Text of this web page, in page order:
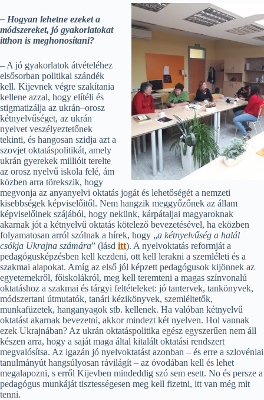
– Hogyan lehetne ezeket a
módszereket, jó gyakorlatokat
itthon is meghonosítani?
– A jó gyakorlatok átvételéhez
elsősorban politikai szándék
kell. Kijevnek végre szakítania
kellene azzal, hogy elítéli és
stigmatizálja az ukrán–orosz
kétnyelvűséget, az ukrán
nyelvet veszélyeztetőnek
tekinti, és hangosan szidja azt a
szovjet oktatáspolitikát, amely
ukrán gyerekek millióit terelte
az orosz nyelvű iskola felé, ám
közben arra törekszik, hogy
megvonja az anyanyelvi oktatás jogát és lehetőségét a nemzeti
kisebbségek képviselőitől. Nem hangzik meggyőzőnek az állam
képviselőinek szájából, hogy nekünk, kárpátaljai magyaroknak
akarnak jót a kétnyelvű oktatás kötelező bevezetésével, ha eközben
folyamatosan arról szólnak a hírek, hogy „a kétnyelvűség a halál
csókja Ukrajna számára” (lásd itt). A nyelvoktatás reformját a
pedagógusképzésben kell kezdeni, ott kell lerakni a szemléleti és a
szakmai alapokat. Amíg az első jól képzett pedagógusok kijönnek az
egyetemekről, főiskolákról, meg kell teremteni a magas színvonalú
oktatáshoz a szakmai és tárgyi feltételeket: jó tantervek, tankönyvek,
módszertani útmutatók, tanári kézikönyvek, szemléltetők,
munkafüzetek, hanganyagok stb. kellenek. Ha valóban kétnyelvű
oktatást akarnak bevezetni, akkor mindezt két nyelven. Hol vannak
ezek Ukrajnában? Az ukrán oktatáspolitika egész egyszerűen nem áll
készen arra, hogy a saját maga által kitalált oktatási rendszert
megvalósítsa. Az igazán jó nyelvoktatást azonban – és erre a szlovéniai
tanulmányút hangsúlyosan rávilágít – az óvodában kell és lehet
megalapozni, s erről Kijevben mindeddig szó sem esett. No és persze a
pedagógus munkáját tisztességesen meg kell fizetni, itt van még mit
tenni.